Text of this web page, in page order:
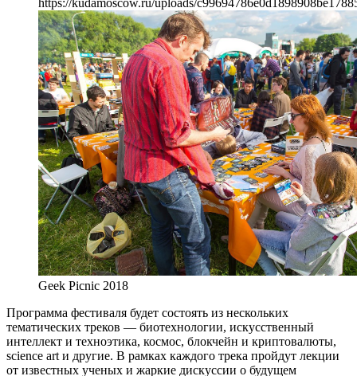
https://kudamoscow.ru/uploads/
Geek Picnic 2018
Программа фестиваля будет состоять из нескольких
тематических треков — биотехнологии, искусственный
интеллект и техноэтика, космос, блокчейн и криптовалюты,
science art и другие. В рамках каждого трека пройдут лекции
от известных ученых и жаркие дискуссии о будущем